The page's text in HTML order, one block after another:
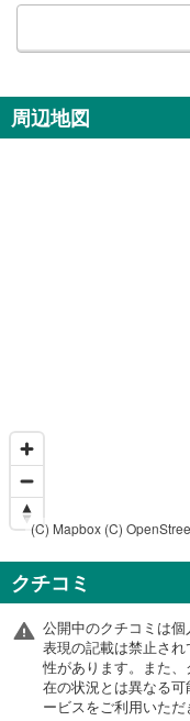
周辺地図
(C) Mapbox (C)
クチコミ
公開中のクチコミは
表現の記載は禁止さ
性があります。また
在の状況とは異なる
ービスをご利用いただ